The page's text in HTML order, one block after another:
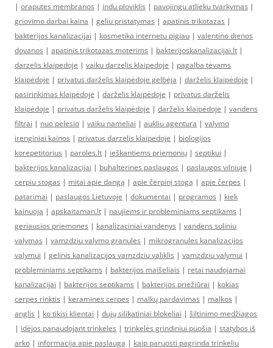
| oraputes membranos | indu ploviklis | pavojingu atlieku tvarkymas |
griovimo darbai kaina | geliu pristatymas | apatinis trikotazas |
bakterijos kanalizacijai | kosmetika internetu pigiau | valentino dienos
dovanos | apatinis trikotazas moterims | bakterijoskanalizacijai.lt |
darzelis klaipedoje | vaiku darzelis klaipedoje | pagalba tėvams
klaipėdoje | privatus darželis klaipėdoje gelbėja | darželis klaipėdoje |
pasirinkimas klaipėdoje | darželis klaipėdoje | privatus darželis
klaipėdoje | privatus darželis klaipėdoje | darželis klaipėdoje | vandens
filtrai | nuo pelesio | vaiku nameliai | aukliu agentura | valymo
irenginiai kainos | privatus darzelis klaipedoje | biologijos
korepetitorius | paroles.lt | ieškantiems priemonių | septikui |
bakterijos kanalizacijai | buhalterines paslaugos | paslaugos vilniuje |
cerpiu stogas | mitai apie dangą | apie čerpinį stogą | apie čerpes |
patarimai | paslaugos Lietuvoje | dokumentai | programos | kiek
kainuoja | apskaitaman.lt | naujiems ir probleminiams septikams |
geriausios priemones | kanalizaciniai vandenys | vandens suliniu
valymas | vamzdziu valymo granules | mikrogranules kanalizacijos
valymui | gelinis kanalizacijos vamzdziu valiklis | vamzdziu valymui |
probleminiams septikams | bakterijos maišeliais | retai naudojamai
kanalizacijai | bakterijos septikams | bakterijos priežiūrai | kokias
cerpes rinktis | keramines cerpes | malkų pardavimas | malkos |
anglis | ko tikisi klientai | dujų silikatiniai blokeliai | šiltinimo medžiagos
| idėjos panaudojant trinkeles | trinkelės grindiniui puošia | statybos iš
arko | informacija apie paslaugą | kaip paruosti pagrinda trinkeliu